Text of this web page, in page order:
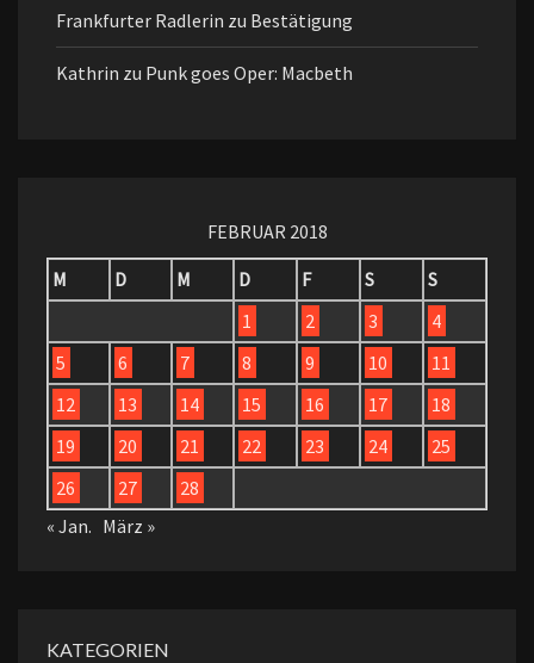
Frankfurter Radlerin zu Bestätigung
Kathrin zu Punk goes Oper: Macbeth
FEBRUAR 2018
M
D M D F S
S
1
2 3
4
5
6 7 8 9 10
11
12
13 14 15 16 17
18
19
20 21 22 23 24
25
26
27
28
« Jan. März »
KATEGORIEN